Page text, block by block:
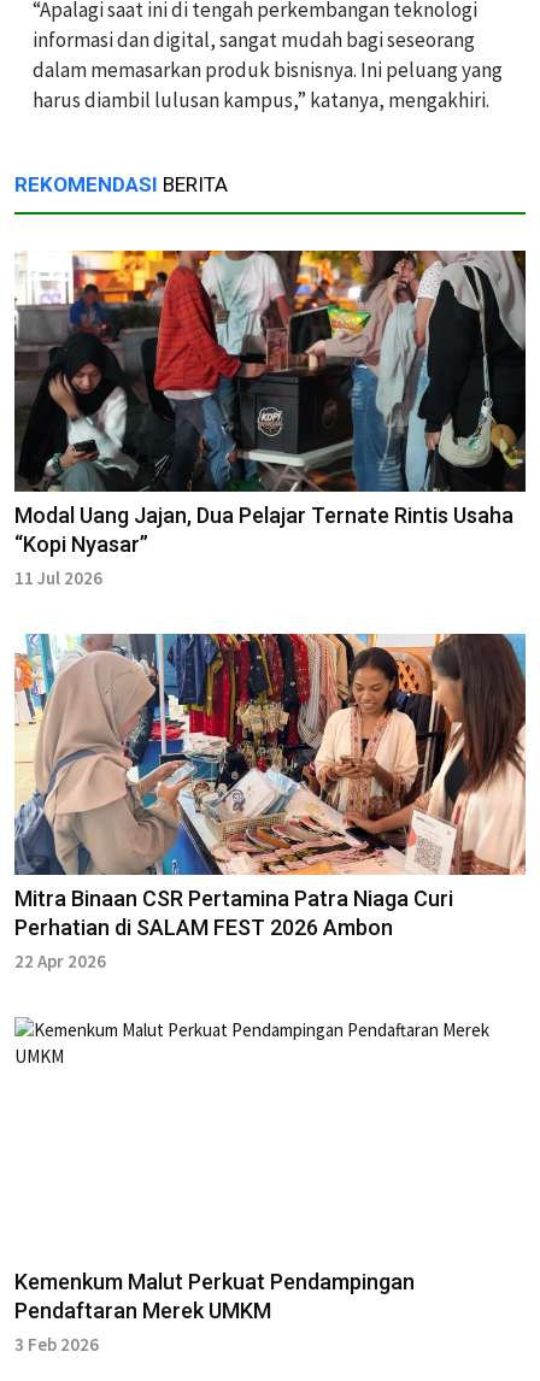
“Apalagi saat ini di tengah perkembangan teknologi
informasi dan digital, sangat mudah bagi seseorang
dalam memasarkan produk bisnisnya. Ini peluang yang
harus diambil lulusan kampus,” katanya, mengakhiri.
REKOMENDASI BERITA
Modal Uang Jajan, Dua Pelajar Ternate Rintis Usaha
“Kopi Nyasar”
11 Jul 2026
Mitra Binaan CSR Pertamina Patra Niaga Curi
Perhatian di SALAM FEST 2026 Ambon
22 Apr 2026
Kemenkum Malut Perkuat Pendampingan
Pendaftaran Merek UMKM
3 Feb 2026